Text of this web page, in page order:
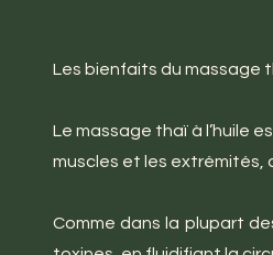
Les bienfaits du massage
Le massage thaï à l’huile
muscles et les extrémités,
Comme dans la plupart